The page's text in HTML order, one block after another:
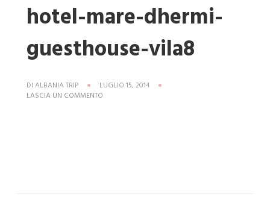
hotel-mare-dhermi-
guesthouse-vila8
DI ALBANIA TRIP
LUGLIO 15, 2014
LASCIA UN COMMENTO